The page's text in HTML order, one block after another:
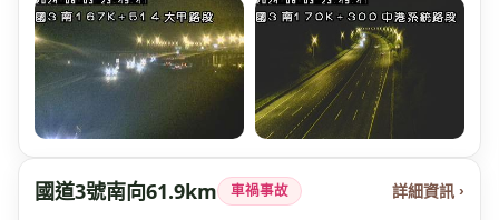
國道3號南向61.9km 車禍事故 詳細資訊 ›